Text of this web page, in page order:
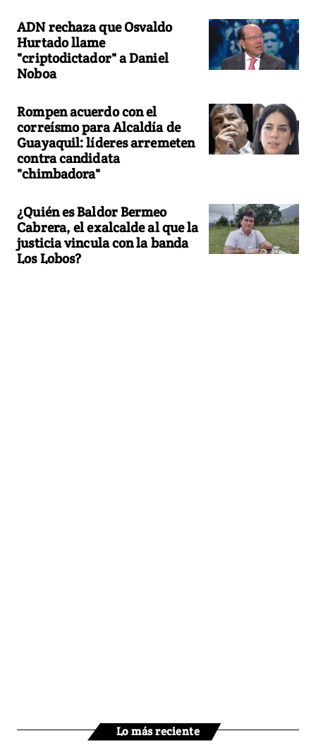
ADN rechaza que Osvaldo
Hurtado llame
"criptodictador" a Daniel
Noboa
Rompen acuerdo con el
correísmo para Alcaldía de
Guayaquil: líderes arremeten
contra candidata
"chimbadora"
¿Quién es Baldor Bermeo
Cabrera, el exalcalde al que la
justicia vincula con la banda
Los Lobos?
Lo más reciente